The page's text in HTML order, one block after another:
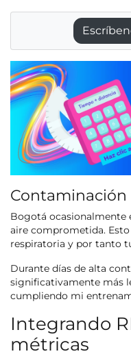
Contaminación
Bogotá ocasionalmente
aire comprometida.
respiratoria y por tanto
Durante días de alta
significativamente más
cumpliendo mi
Integrando
métricas